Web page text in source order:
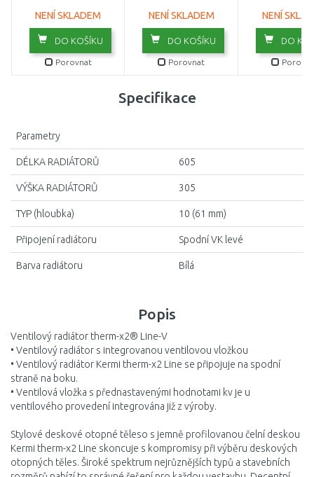
NENÍ SKLADEM
DO KOŠÍKU
Porovnat
NENÍ SKLADEM
DO KOŠÍKU
Porovnat
NENÍ
DO
Popis
Ventilový radiátor therm-x2® Line-V
• Ventilový radiátor s integrovanou ventilovou vložkou
• Ventilový radiátor Kermi therm-x2 Line se připojuje na spodní
straně na boku.
• Ventilová vložka s přednastavenými hodnotami kv je u
ventilového provedení integrována již z výroby.
Stylové deskové otopné těleso s jemně profilovanou čelní deskou
Kermi therm-x2 Line skoncuje s kompromisy při výběru deskových
otopných těles. Široké spektrum nejrůznějších typů a stavebních
Specifikace
Parametry
DÉLKA RADIÁTORŮ 605
VÝŠKA RADIÁTORŮ 305
TYP (hloubka) 10 (61 mm)
Připojení radiátoru Spodní VK levé
Barva radiátoru Bílá